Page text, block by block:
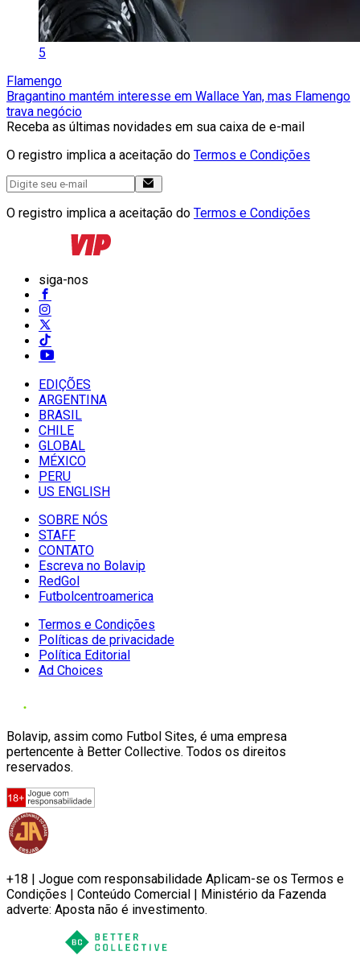
5
Flamengo
Bragantino mantém interesse em Wallace Yan, mas Flamengo
trava negócio
Receba as últimas novidades em sua caixa de e-mail
O registro implica a aceitação do Termos e Condições
O registro implica a aceitação do Termos e Condições
siga-nos
EDIÇÕES
ARGENTINA
BRASIL
CHILE
GLOBAL
MÉXICO
PERU
US ENGLISH
SOBRE NÓS
STAFF
CONTATO
Escreva no Bolavip
RedGol
Futbolcentroamerica
Termos e Condições
Políticas de privacidade
Política Editorial
Ad Choices
Bolavip, assim como Futbol Sites, é uma empresa
pertencente à Better Collective. Todos os direitos
reservados.
+18 | Jogue com responsabilidade Aplicam-se os Termos e
Condições | Conteúdo Comercial | Ministério da Fazenda
adverte: Aposta não é investimento.